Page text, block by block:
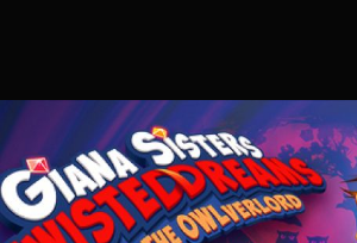
Necroman Mk2 2025.10.17. 11:45